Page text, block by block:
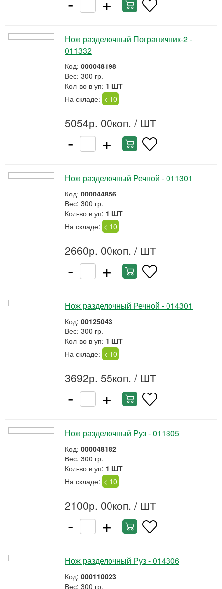
Нож разделочный Пограничник-2 -
011332
Код: 000048198
Вес: 300 гр.
Кол-во в уп: 1 ШТ
На складе: < 10
5054р. 00коп. / ШТ
- +
Нож разделочный Речной - 011301
Код: 000044856
Вес: 300 гр.
Кол-во в уп: 1 ШТ
На складе: < 10
2660р. 00коп. / ШТ
- +
Нож разделочный Речной - 014301
Код: 00125043
Вес: 300 гр.
Кол-во в уп: 1 ШТ
На складе: < 10
3692р. 55коп. / ШТ
- +
Нож разделочный Руз - 011305
Код: 000048182
Вес: 300 гр.
Кол-во в уп: 1 ШТ
На складе: < 10
2100р. 00коп. / ШТ
- +
Нож разделочный Руз - 014306
Код: 000110023
Вес: 300 гр.